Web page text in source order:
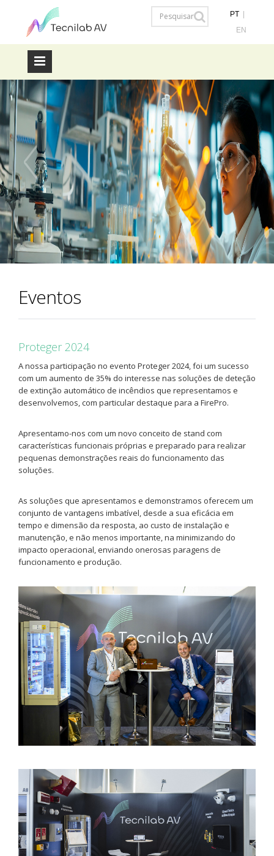
PT
EN
Eventos
Proteger 2024
A nossa participação no evento Proteger 2024, foi um sucesso
com um aumento de 35% do interesse nas soluções de deteção
de extinção automático de incêndios que representamos e
desenvolvemos, com particular destaque para a FirePro.
Apresentamo-nos com um novo conceito de stand com
características funcionais próprias e preparado para realizar
pequenas demonstrações reais do funcionamento das
soluções.
As soluções que apresentamos e demonstramos oferecem um
conjunto de vantagens imbatível, desde a sua eficácia em
tempo e dimensão da resposta, ao custo de instalação e
manutenção, e não menos importante, na minimizando do
impacto operacional, enviando onerosas paragens de
funcionamento e produção.